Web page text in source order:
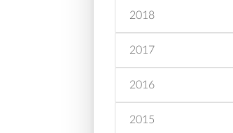
2018
2017
2016
2015